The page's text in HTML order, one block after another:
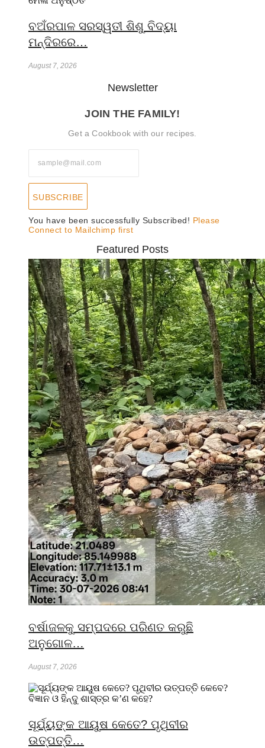
ବଅଁରପାଳ ସରସ୍ୱତୀ ଶିଶୁ ବିଦ୍ୟା
ମନ୍ଦିରରେ…
August 7, 2026
Newsletter
JOIN THE FAMILY!
Get a Cookbook with our recipes.
SUBSCRIBE
You have been successfully Subscribed! Please
Connect to Mailchimp first
Featured Posts
ବର୍ଷାଜଳକୁ ସମ୍ପଦରେ ପରିଣତ କରୁଛି
ଅନୁଗୋଳ…
August 7, 2026
ସୂର୍ଯ୍ୟଙ୍କ ଆୟୁଷ କେତେ? ପୃଥିବୀର
ଉତ୍ପତ୍ତି…